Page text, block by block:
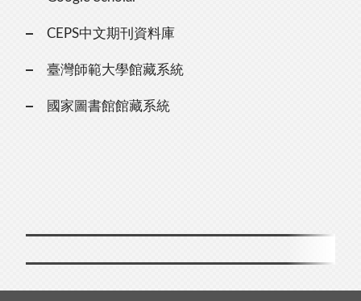
CEPS中文期刊資料庫
臺灣師範大學館藏系統
國家圖書館館藏系統